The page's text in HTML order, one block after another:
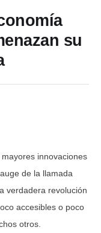
su
innovaciones
de la llamada
verdadera revolución
accesibles o poco
otros.